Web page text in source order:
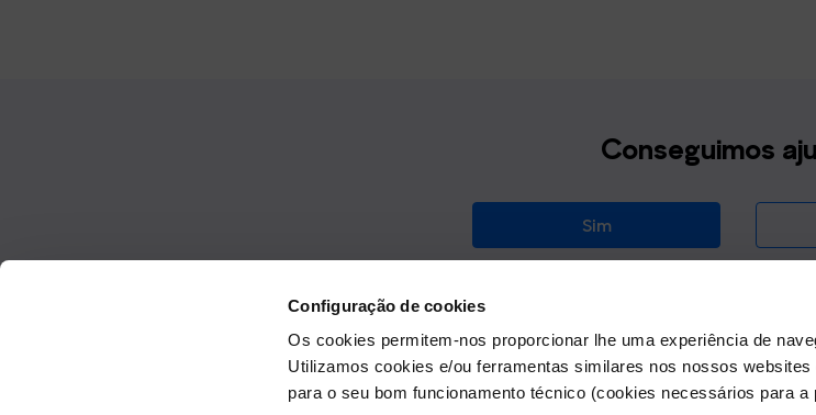
Configuração de cookies
Os cookies permitem-nos proporcionar lhe uma experiência de
Utilizamos cookies e/ou ferramentas similares nos nossos
para o seu bom funcionamento técnico (cookies necessários para a
Conseguimos
Sim